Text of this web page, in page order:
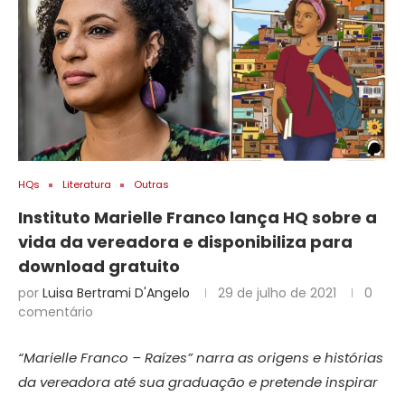
HQs Literatura Outras
Instituto Marielle Franco lança HQ sobre a
vida da vereadora e disponibiliza para
download gratuito
por Luisa Bertrami D'Angelo 29 de julho de 2021
0
comentário
“Marielle Franco – Raízes” narra as origens e histórias
da vereadora até sua graduação e pretende inspirar